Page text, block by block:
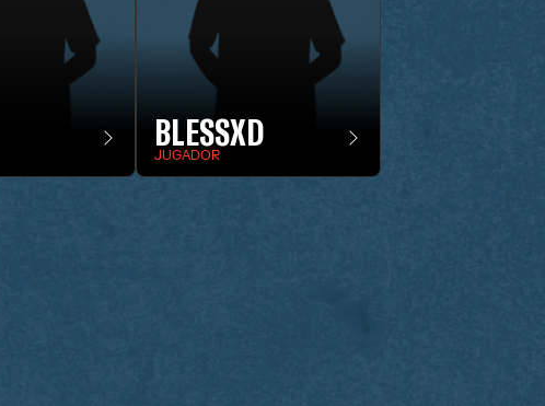
BLESSXD
JUGADOR